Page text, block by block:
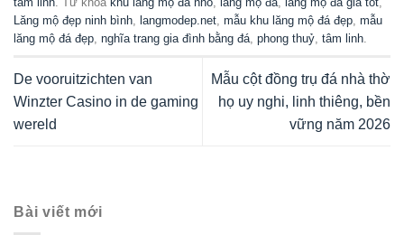
Lăng mộ đẹp ninh bình
langmodep.net mẫu khu lăng mộ đá đẹp mẫu
lăng mộ đá đẹp nghĩa trang gia đình bằng đá phong thuỷ tâm linh
De vooruitzichten van
Winzter Casino in de gaming
wereld
Mẫu cột đồng trụ đá nhà thờ
họ uy nghi, linh thiêng, bền
vững năm 2026
Bài viết mới